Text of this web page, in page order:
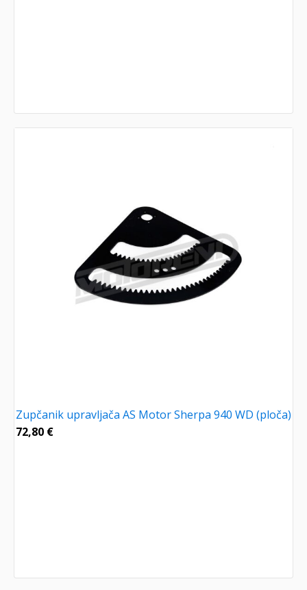
Zupčanik upravljača AS Motor Sherpa 940 WD (ploča)
72,80 €